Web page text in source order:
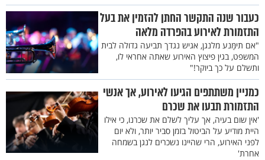
כעבור שנה התקשר החתן להזמין את בעל
התזמורת לאירוע בהפרדה מלאה
"אם תימָּנע מלנגן, אגיש נגדך תביעה גדולה לבית
המשפט, בגין פיצוץ האירוע שאתה אחראי לו,
ותשלם על כך ביוקר!"
כמניין משתתפים הגיעו לאירוע, אך אנשי
התזמורת תבעו את שכרם
'אין שום בעיה, אך עליך לשלם את שכרנו, כי אילו
היית מודיע על הביטול בזמן סביר יותר, ולא יום
לפני האירוע, הרי שהיינו נשכרים לנגן בשמחה
אחרת'